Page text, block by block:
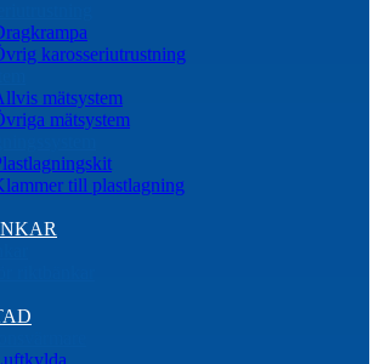
karosseriutrustning
mätsystem
mätsystem
till plastlagning